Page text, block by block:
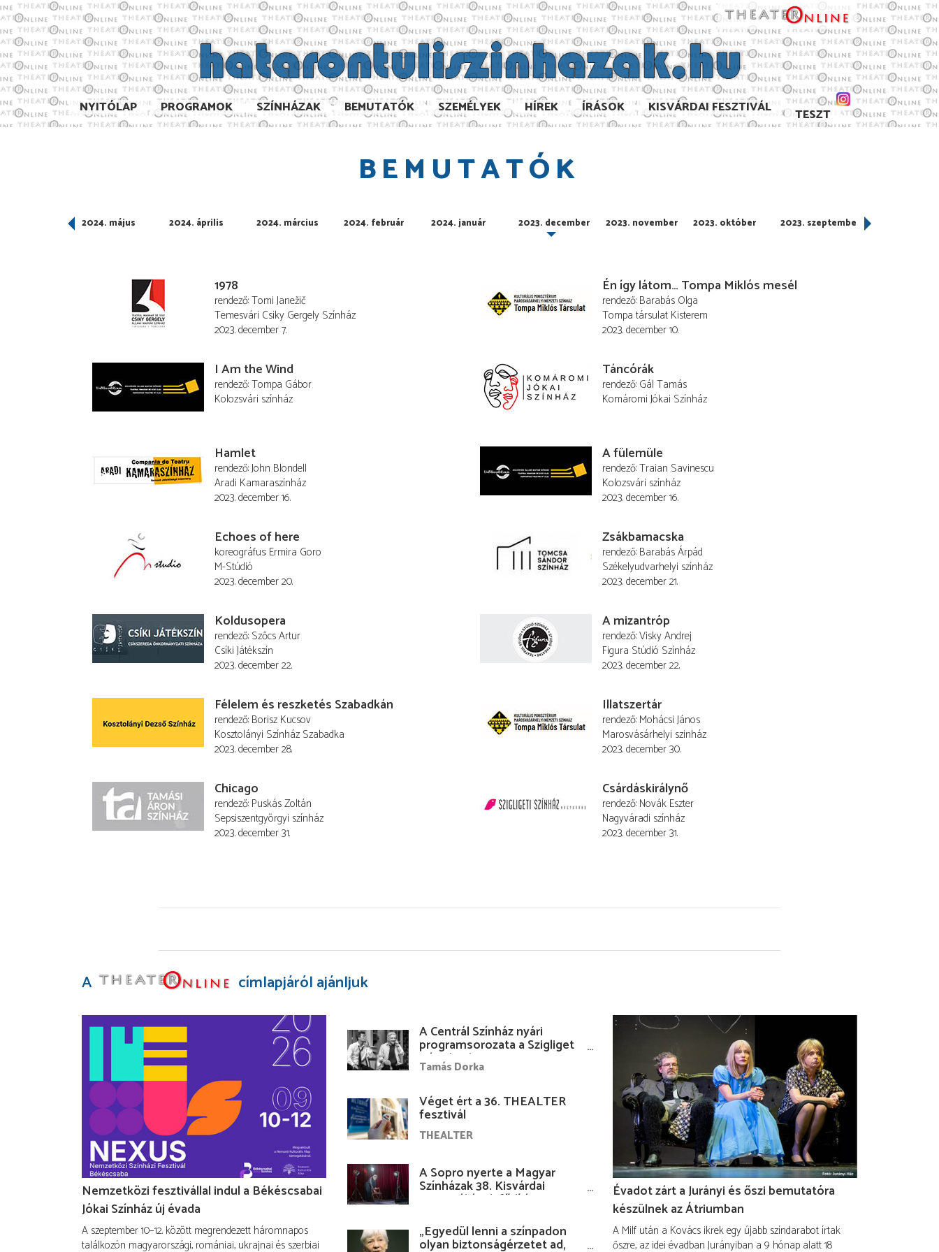
NYITÓLAP PROGRAMOK SZÍNHÁZAK BEMUTATÓK SZEMÉLYEK HÍREK ÍRÁSOK KISVÁRDAI FESZTIVÁL TESZT
BEMUTATÓK
2024. május 2024. április 2024. március 2024. február 2024. január 2023. december 2023. november 2023. október 2023. szeptember 2023. július
1978
rendező Tomi Janežič
Temesvári Csiky Gergely Színház
2023. december 7.
Én így látom… Tompa Miklós mesél
rendező Barabás Olga
Tompa társulat Kisterem
2023. december 10.
I Am the Wind
rendező Tompa Gábor
Kolozsvári színház
Táncórák
rendező Gál Tamás
Komáromi Jókai Színház
Hamlet
rendező John Blondell
Aradi Kamaraszínház
2023. december 16.
A fülemüle
rendező Traian Savinescu
Kolozsvári színház
2023. december 16.
Echoes of here
koreográfus Ermira Goro
M-Stúdió
2023. december 20.
Zsákbamacska
rendező Barabás Árpád
Székelyudvarhelyi színház
2023. december 21.
Koldusopera
rendező Szőcs Artur
Csíki Játékszín
2023. december 22.
A mizantróp
rendező Visky Andrej
Figura Stúdió Színház
2023. december 22.
Félelem és reszketés Szabadkán
rendező Borisz Kucsov
Kosztolányi Színház Szabadka
2023. december 28.
Illatszertár
rendező Mohácsi János
Marosvásárhelyi szinház
2023. december 30.
Chicago
rendező Puskás Zoltán
Sepsiszentgyörgyi színház
2023. december 31.
Csárdáskirálynő
rendező Novák Eszter
Nagyváradi színház
2023. december 31.
A címlapjáról ajánljuk
Nemzetközi fesztivállal indul a Békéscsabai
Jókai Színház új évada
A szeptember 10–12. között megrendezett háromnapos
találkozón magyarországi, romániai, ukrajnai és szerbiai
A Centrál Színház nyári
programsorozata a Szigliget
Várudvarban
Tamás Dorka
Véget ért a 36. THEALTER
fesztivál
THEALTER
A Sopro nyerte a Magyar
Színházak 38. Kisvárdai
Fesztiváljának fődíját
„Egyedül lenni a színpadon
olyan biztonságérzetet ad,
Évadot zárt a Jurányi és őszi bemutatóra
készülnek az Átriumban
A Milf után a Kovács ikrek egy újabb színdarabot írtak
őszre, az idei évadban Jurányiban a 9 hónap alatt 18